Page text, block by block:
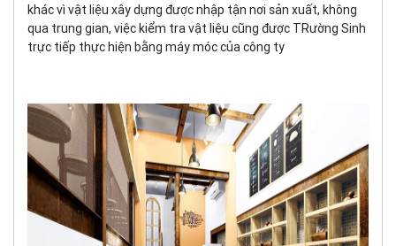
khác vì vật liệu xây dựng được nhập tận nơi sản xuất, không
qua trung gian, việc kiểm tra vật liệu cũng được TRường Sinh
trực tiếp thực hiện bằng máy móc của công ty